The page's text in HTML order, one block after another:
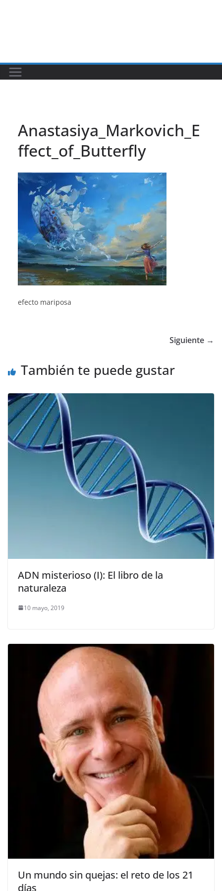
Anastasiya_Markovich_E
ffect_of_Butterfly
efecto mariposa
Siguiente →
También te puede gustar
ADN misterioso (I): El libro de la
naturaleza
10 mayo, 2019
Un mundo sin quejas: el reto de los 21
días